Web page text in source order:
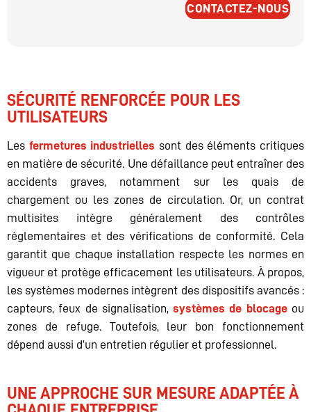
CONTACTEZ-NOUS
SÉCURITÉ RENFORCÉE POUR LES
UTILISATEURS
Les fermetures industrielles sont des éléments critiques
en matière de sécurité. Une défaillance peut entraîner des
accidents graves, notamment sur les quais de
chargement ou les zones de circulation. Or, un contrat
multisites intègre généralement des contrôles
réglementaires et des vérifications de conformité. Cela
garantit que chaque installation respecte les normes en
vigueur et protège efficacement les utilisateurs. À propos,
les systèmes modernes intègrent des dispositifs avancés :
capteurs, feux de signalisation,systèmes de blocageou
zones de refuge. Toutefois, leur bon fonctionnement
dépend aussi d’un entretien régulier et professionnel.
UNE APPROCHE SUR MESURE ADAPTÉE À